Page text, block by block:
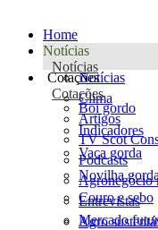
Home
Notícias
Notícias
Notícias
Clima
Artigos
TV Scot
Podcasts
Agronegócio
Entrevistas
Agro
Cotações
Cotações
Boi gordo
Indicadores
Vaca gorda
Novilha
Couro e sebo
Mercado